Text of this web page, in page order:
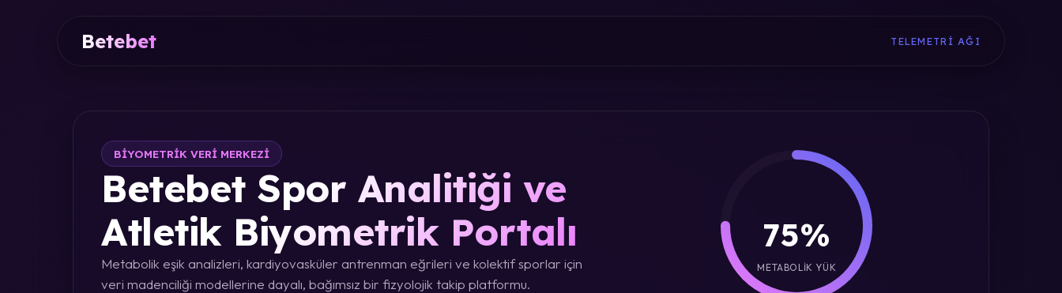
Betebet TELEMETRI AĞI
BIYOMETRIK VERI MERKEZI
Betebet Spor Analitiği ve
Atletik Biyometrik Portalı
Metabolik eşik analizleri, kardiyovasküler antrenman eğrileri ve kolektif sporlar için
veri madenciliği modellerine dayalı, bağımsız bir fizyolojik takip platformu.
75%
METABOLIK YÜK